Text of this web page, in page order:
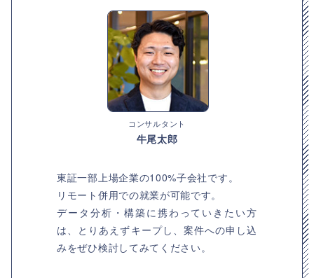
コンサルタント
牛尾太郎
東証一部上場企業の100%子会社です。
リモート併用での就業が可能です。
データ分析・構築に携わっていきたい方
は、とりあえずキープし、案件への申し込
みをぜひ検討してみてください。